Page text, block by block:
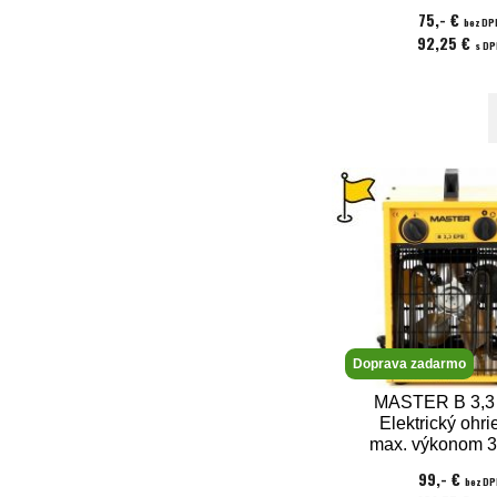
75,- €bez
92,25 € s
Doprava zadarmo
MASTER B
Elektrický
max. výkonom
99,- € bez